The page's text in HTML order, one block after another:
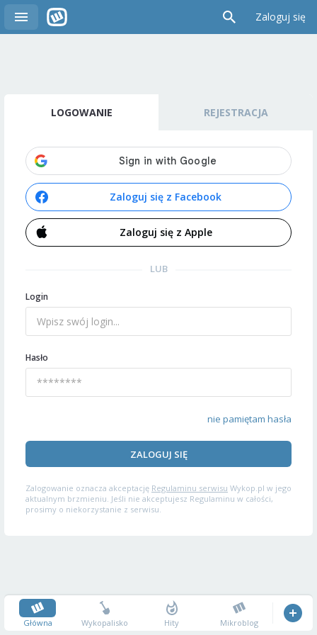
Zaloguj się
LOGOWANIE REJESTRACJA
Zaloguj się z Facebook
Zaloguj się z Apple
LUB
Login
Hasło
nie pamiętam hasła
ZALOGUJ SIĘ
Zalogowanie oznacza akceptację Regulaminu serwisu Wykop.pl w jego
aktualnym brzmieniu. Jeśli nie akceptujesz Regulaminu w całości,
prosimy o niekorzystanie z serwisu.
Główna Wykopalisko Hity Mikroblog